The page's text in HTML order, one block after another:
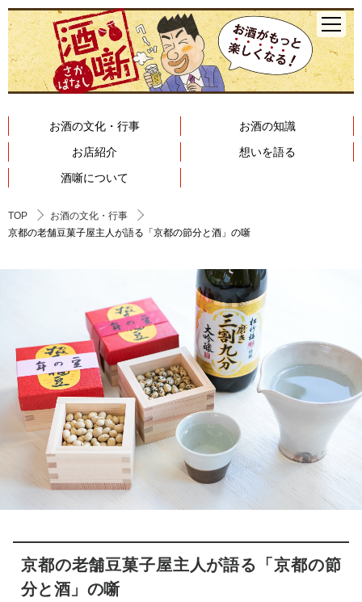
お酒の文化・行事
お酒の知識
お店紹介
想いを語る
酒噺について
TOP
お酒の文化・行事
京都の老舗豆菓子屋主人が語る「京都の節分と酒」の噺
京都の老舗豆菓子屋主人が語る「京都の節
分と酒」の噺